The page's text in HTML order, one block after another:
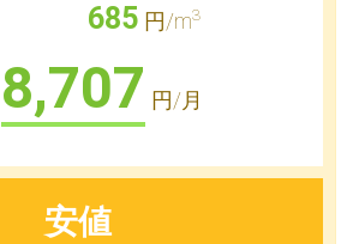
685円/m3
8,707 円/月
安値